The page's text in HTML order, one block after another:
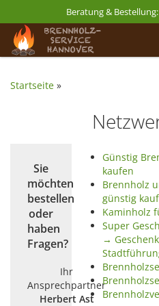
Beratung & Bestellung:
Startseite »
Sie
möchten
bestellen
oder
haben
Fragen?
Ihr
Ansprechpartner
Herbert Ast
Günstig
kaufen
Brennholz
günstig
Kaminholz
Super
→